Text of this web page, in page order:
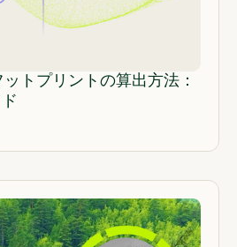
トプリントの算出方法：